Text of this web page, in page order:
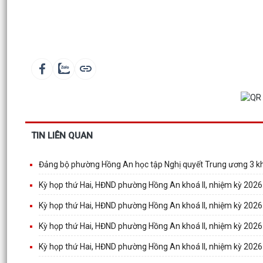
TIN LIÊN QUAN
Đảng bộ phường Hồng An học tập Nghị quyết Trung ương 3
Kỳ họp thứ Hai, HĐND phường Hồng An khoá II, nhiệm kỳ
Kỳ họp thứ Hai, HĐND phường Hồng An khoá II, nhiệm kỳ
Kỳ họp thứ Hai, HĐND phường Hồng An khoá II, nhiệm kỳ
Kỳ họp thứ Hai, HĐND phường Hồng An khoá II, nhiệm kỳ